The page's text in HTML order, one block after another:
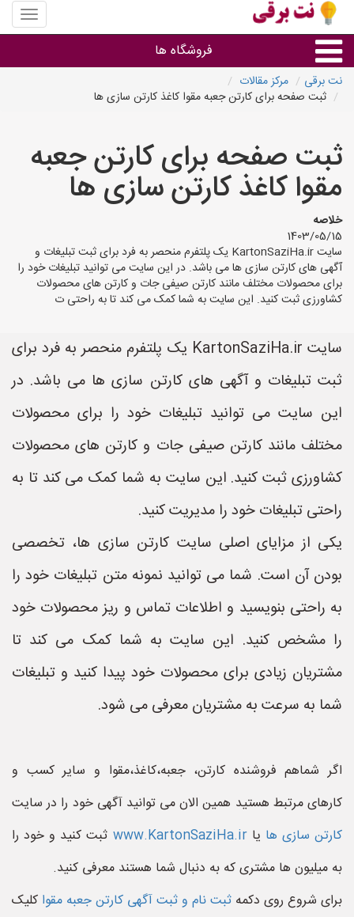
منوی
سایت
برقی
فروشگاه ها
روشنایی و نورپردازی
سایر گروه ها
فروشنده های لوازم برقی
نت برقی
مرکز مقالات
ثبت صفحه برای کارتن جعبه مقوا کاغذ کارتن سازی ها
ثبت صفحه برای کارتن جعبه
مقوا کاغذ کارتن سازی ها
خلاصه
1403/05/15
سایت KartonSaziHa.ir یک پلتفرم منحصر به فرد برای ثبت تبلیغات و
آگهی های کارتن سازی ها می باشد. در این سایت می توانید تبلیغات خود را
برای محصولات مختلف مانند کارتن صیفی جات و کارتن های محصولات
کشاورزی ثبت کنید. این سایت به شما کمک می کند تا به راحتی ت
سایت KartonSaziHa.ir یک پلتفرم منحصر به فرد برای
ثبت تبلیغات و آگهی های کارتن سازی ها می باشد. در
این سایت می توانید تبلیغات خود را برای محصولات
مختلف مانند کارتن صیفی جات و کارتن های محصولات
کشاورزی ثبت کنید. این سایت به شما کمک می کند تا به
راحتی تبلیغات خود را مدیریت کنید.
یکی از مزایای اصلی سایت کارتن سازی ها، تخصصی
بودن آن است. شما می توانید نمونه متن تبلیغات خود را
به راحتی بنویسید و اطلاعات تماس و ریز محصولات خود
را مشخص کنید. این سایت به شما کمک می کند تا
مشتریان زیادی برای محصولات خود پیدا کنید و تبلیغات
شما به سرعت به مشتریان معرفی می شود.
اگر شماهم فروشنده کارتن، جعبه،کاغذ،مقوا و سایر کسب و
کارهای مرتبط هستید همین الان می توانید آگهی خود را در سایت
کارتن سازی ها یاwww.KartonSaziHa.ir ثبت کنید و خود را
به میلیون ها مشتری که به دنبال شما هستند معرفی کنید.
برای شروع روی دکمه ثبت نام و ثبت آگهی کارتن جعبه مقوا کلیک